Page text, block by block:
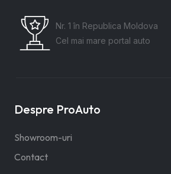
Nr. 1 în Republica Moldova
Cel mai mare portal auto
Despre ProAuto
Showroom-uri
Contact